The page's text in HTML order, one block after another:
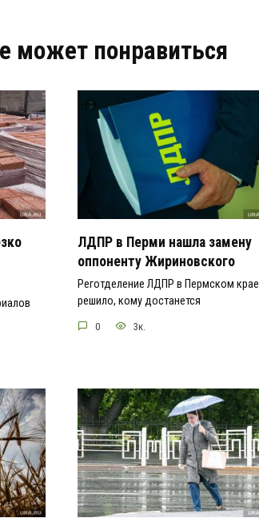
может понравиться
ЛДПР в Перми нашла замену
оппоненту Жириновского
Реготделение ЛДПР в Пермском крае
решило, кому достанется
0 3к.